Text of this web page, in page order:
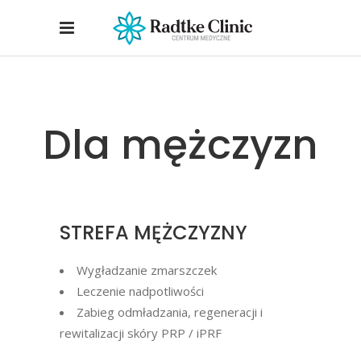
Dla mężczyzn
STREFA MĘŻCZYZNY
Wygładzanie zmarszczek
Leczenie nadpotliwości
Zabieg odmładzania, regeneracji i
rewitalizacji skóry PRP / iPRF